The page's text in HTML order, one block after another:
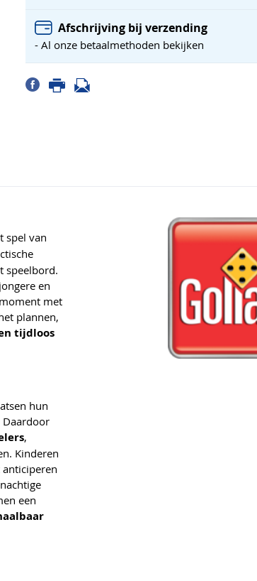
Afschrijving bij verzending
- Al onze betaalmethoden bekijken
spel van
speelbord.
en
met
plannen,
tijdloos
hun
Daardoor
,
Kinderen
een